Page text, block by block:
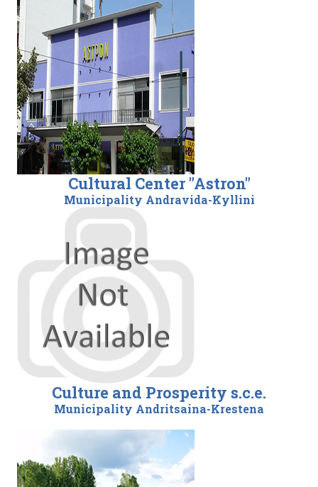
Cultural Center "Astron"
Municipality Andravida-Kyllini
Culture and Prosperity s.c.e.
Municipality Andritsaina-Krestena